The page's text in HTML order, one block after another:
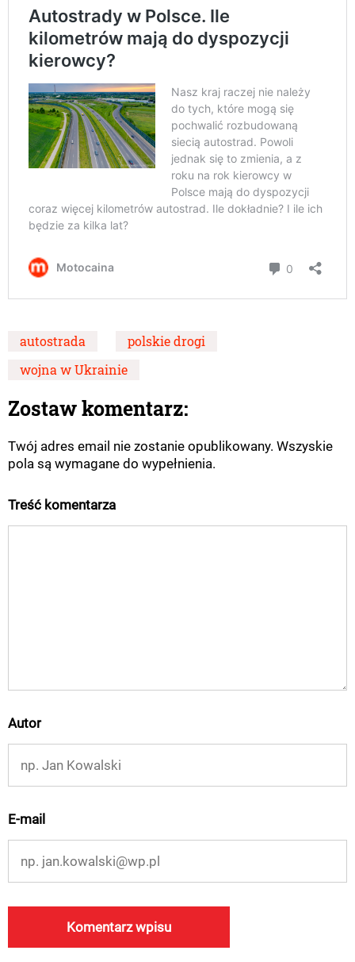
autostrada
polskie drogi
wojna w Ukrainie
Zostaw komentarz:
Twój adres email nie zostanie opublikowany. Wszyskie
pola są wymagane do wypełnienia.
Treść komentarza
Autor
E-mail